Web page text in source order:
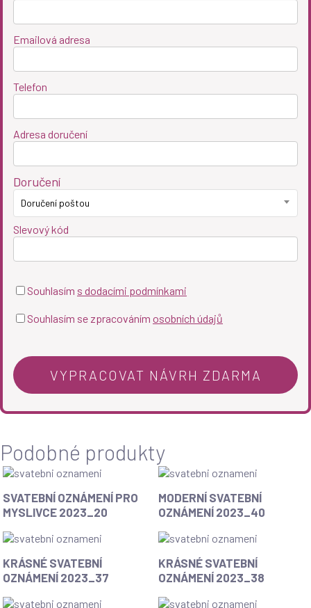
Emailová adresa
Telefon
Adresa doručení
Doručení
Doručení poštou
Slevový kód
Souhlasím s dodacími podmínkami
Souhlasím se zpracováním osobních údajů
Podobné produkty
SVATEBNÍ OZNÁMENÍ PRO
MYSLIVCE 2023_20
MODERNÍ SVATEBNÍ
OZNÁMENÍ 2023_40
KRÁSNÉ SVATEBNÍ
OZNÁMENÍ 2023_37
KRÁSNÉ SVATEBNÍ
OZNÁMENÍ 2023_38